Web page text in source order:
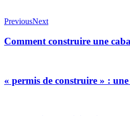
PreviousNext
Comment construire une
« permis de construire » :